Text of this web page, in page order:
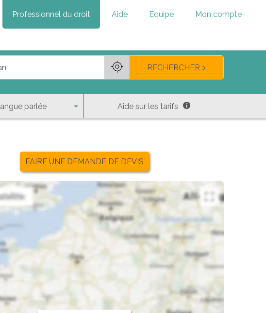
Professionnel du droit Aide Équipe Mon compte
RECHERCHER >
Aide sur les tarifs
FAIRE UNE DEMANDE DE DEVIS